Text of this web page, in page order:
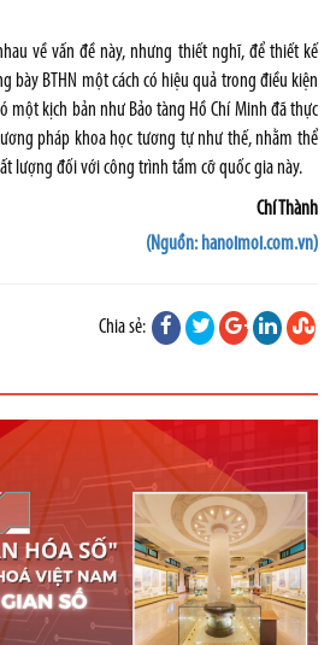
về vấn đề này, nhưng thiết nghĩ, để thiết kế
bày BTHN một cách có hiệu quả trong điều kiện
một kịch bản như Bảo tàng Hồ Chí Minh đã thực
pháp khoa học tương tự như thế, nhằm thể
lượng đối với công trình tầm cỡ quốc gia này.
Chí Thành
(Nguồn: hanoimoi.com.vn)
Chia sẻ: